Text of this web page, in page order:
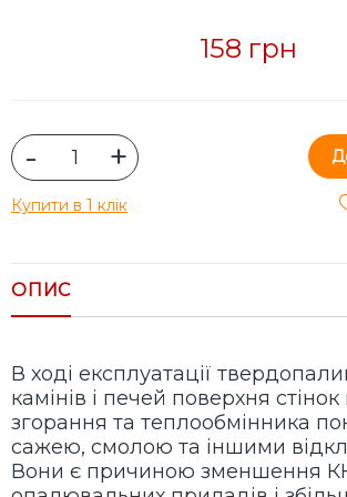
158 грн
- +
Купити в 1 клік
ОПИС
В ході експлуатації
камінів і печей поверхня
згорання та теплообмінника
сажею, смолою та іншими
Вони є причиною зменшення